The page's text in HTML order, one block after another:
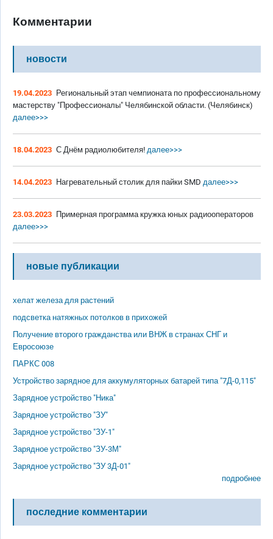
Комментарии
новости
19.04.2023 Региональный этап чемпионата по профессиональному
мастерству "Профессионалы" Челябинской области. (Челябинск)
далее>>>
18.04.2023 С Днём радиолюбителя! далее>>>
14.04.2023 Нагревательный столик для пайки SMD далее>>>
23.03.2023 Примерная программа кружка юных радиооператоров
далее>>>
новые публикации
хелат железа для растений
подсветка натяжных потолков в прихожей
Получение второго гражданства или ВНЖ в странах СНГ и
Евросоюзе
ПАРКС 008
Устройство зарядное для аккумуляторных батарей типа "7Д-0,115"
Зарядное устройство "Ника"
Зарядное устройство "ЗУ"
Зарядное устройство "ЗУ-1"
Зарядное устройство "ЗУ-3М"
Зарядное устройство "ЗУ 3Д-01"
подробнее
последние комментарии